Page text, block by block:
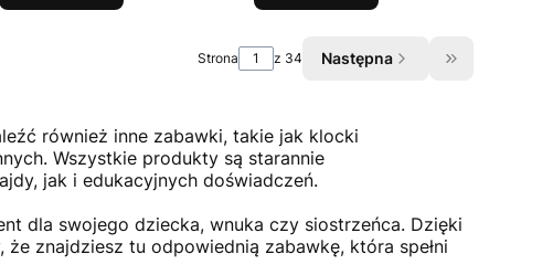
Strona z 34 Następna Przejdź do
również inne zabawki, takie jak klocki
Wszystkie produkty są starannie
jak i edukacyjnych doświadczeń.
dla swojego dziecka, wnuka czy siostrzeńca. Dzięki
znajdziesz tu odpowiednią zabawkę, która spełni